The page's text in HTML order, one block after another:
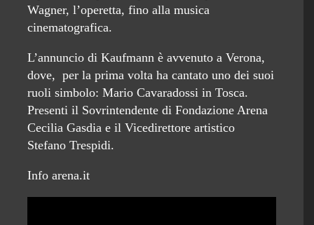
Wagner, l’operetta, fino alla musica
cinematografica.
L’annuncio di Kaufmann è avvenuto a Verona,
dove, per la prima volta ha cantato uno dei suoi
ruoli simbolo: Mario Cavaradossi in Tosca.
Presenti il Sovrintendente di Fondazione Arena
Cecilia Gasdia e il Vicedirettore artistico
Stefano Trespidi.
Info arena.it